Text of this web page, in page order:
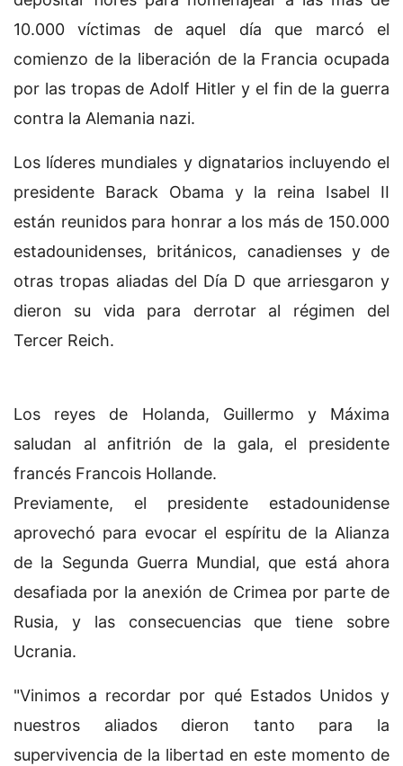
10.000 víctimas de aquel día que marcó el
comienzo de la liberación de la Francia ocupada
por las tropas de Adolf Hitler y el fin de la guerra
contra la Alemania nazi.
Los líderes mundiales y dignatarios incluyendo el
presidente Barack Obama y la reina Isabel II
están reunidos para honrar a los más de 150.000
estadounidenses, británicos, canadienses y de
otras tropas aliadas del Día D que arriesgaron y
dieron su vida para derrotar al régimen del
Tercer Reich.
Los reyes de Holanda, Guillermo y Máxima
saludan al anfitrión de la gala, el presidente
francés Francois Hollande.
Previamente, el presidente estadounidense
aprovechó para evocar el espíritu de la Alianza
de la Segunda Guerra Mundial, que está ahora
desafiada por la anexión de Crimea por parte de
Rusia, y las consecuencias que tiene sobre
Ucrania.
"Vinimos a recordar por qué Estados Unidos y
nuestros aliados dieron tanto para la
supervivencia de la libertad en este momento de